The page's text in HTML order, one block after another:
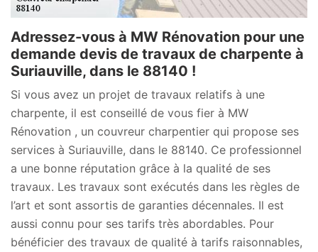
Adressez-vous à MW Rénovation pour une
demande devis de travaux de charpente à
Suriauville, dans le 88140 !
Si vous avez un projet de travaux relatifs à une
charpente, il est conseillé de vous fier à MW
Rénovation , un couvreur charpentier qui propose ses
services à Suriauville, dans le 88140. Ce professionnel
a une bonne réputation grâce à la qualité de ses
travaux. Les travaux sont exécutés dans les règles de
l’art et sont assortis de garanties décennales. Il est
aussi connu pour ses tarifs très abordables. Pour
bénéficier des travaux de qualité à tarifs raisonnables,